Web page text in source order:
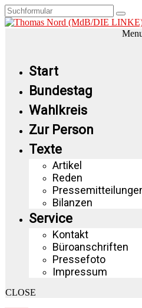
Start
Bundestag
Wahlkreis
Zur Person
Texte
Artikel
Reden
Bilanzen
Service
Kontakt
Büroanschriften
Pressefoto
Impressum
CLOSE